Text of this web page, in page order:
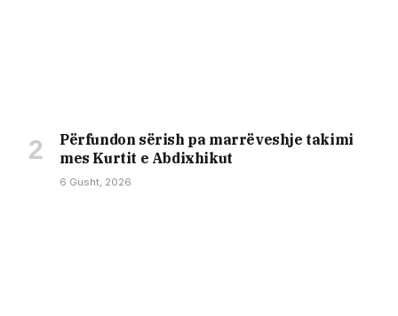
Përfundon sërish pa marrëveshje takimi
mes Kurtit e Abdixhikut
6 Gusht, 2026